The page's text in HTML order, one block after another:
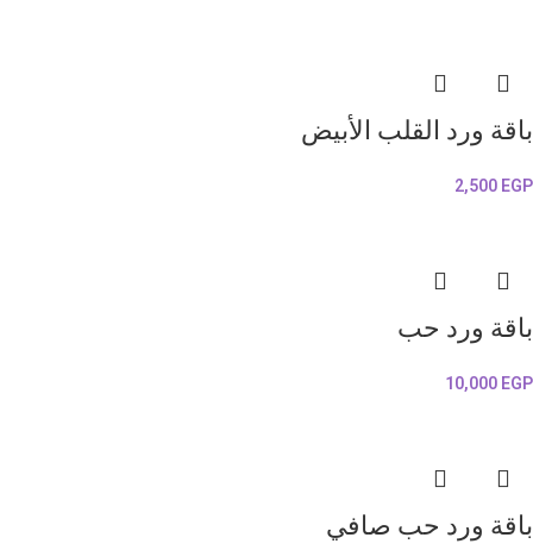
باقة ورد القلب الأبيض
2,500 EGP
باقة ورد حب
10,000 EGP
باقة ورد حب صافي